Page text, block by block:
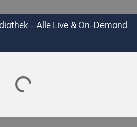
- Alle Live & On-Demand